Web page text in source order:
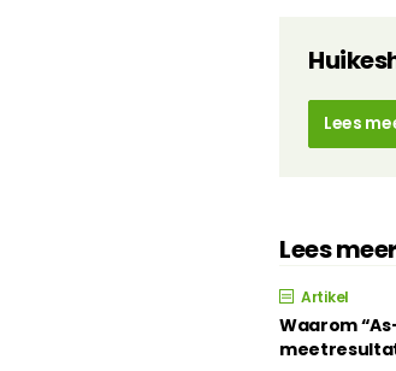
Lees
Lees meer
Artikel
Waarom